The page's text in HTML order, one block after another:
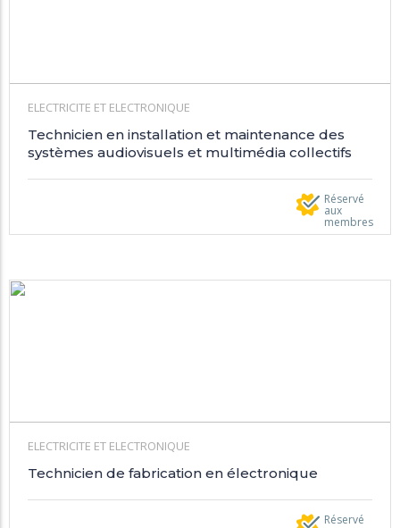
ELECTRICITE ET ELECTRONIQUE
Technicien en installation et maintenance des
systèmes audiovisuels et multimédia collectifs
Réservé
aux
membres
ELECTRICITE ET ELECTRONIQUE
Technicien de fabrication en électronique
Réservé